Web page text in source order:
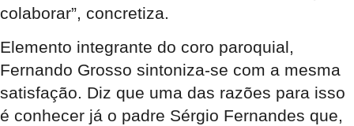
colaborar”, concretiza.
Elemento integrante do coro paroquial,
Fernando Grosso sintoniza-se com a mesma
satisfação. Diz que uma das razões para isso
é conhecer já o padre Sérgio Fernandes que,